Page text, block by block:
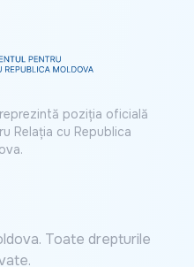
poziția oficială
Relația cu Republica
Toate drepturile